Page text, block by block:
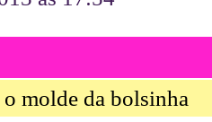
molde da bolsinha